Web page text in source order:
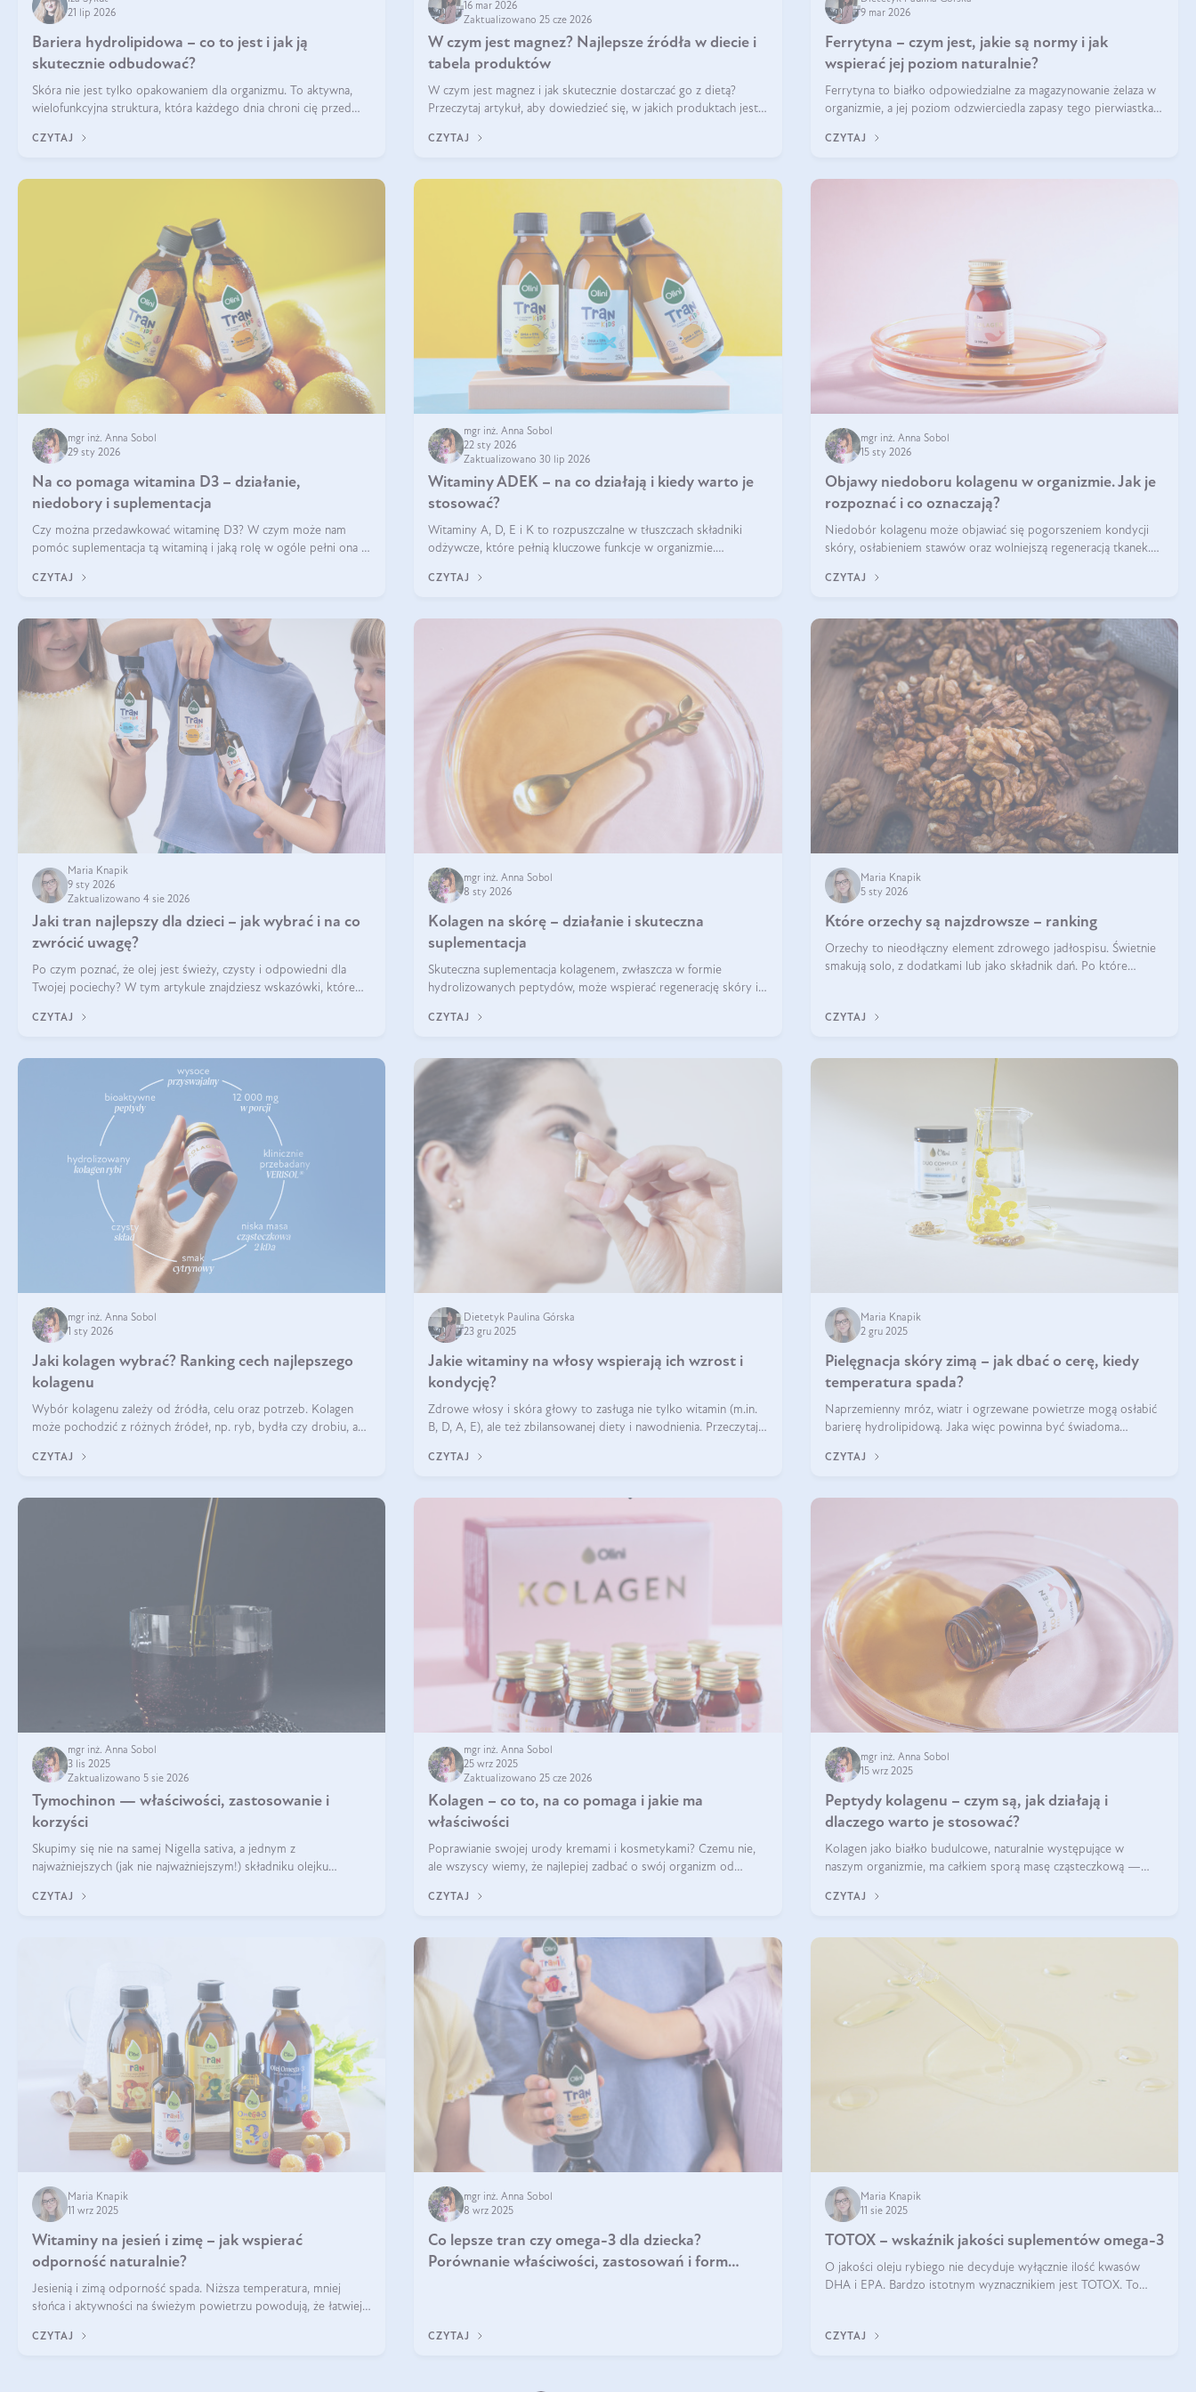
21 lip 2026
Bariera hydrolipidowa – co to jest i jak ją
skutecznie odbudować?
Skóra nie jest tylko opakowaniem dla organizmu. To aktywna,
wielofunkcyjna struktura, która każdego dnia chroni cię przed
środowiskowymi. Jednym z jej kluczowych elementów jest
CZYTAJ
16 mar 2026
Zaktualizowano 25 cze 2026
W czym jest magnez? Najlepsze źródła w diecie i
tabela produktów
W czym jest magnez i jak skutecznie dostarczać go z dietą?
Przeczytaj artykuł, aby dowiedzieć się, w jakich produktach jest
CZYTAJ
9 mar 2026
Ferrytyna – czym jest, jakie są normy i jak
wspierać jej poziom naturalnie?
Ferrytyna to białko odpowiedzialne za magazynowanie żelaza w
organizmie, a jej poziom odzwierciedla zapasy tego pierwiastka.
ferrytyny daje objawy, które mogą utrudniać codzienne
CZYTAJ
mgr inż. Anna Sobol
29 sty 2026
Na co pomaga witamina D3 – działanie,
niedobory i suplementacja
Czy można przedawkować witaminę D3? W czym może nam
pomóc suplementacja tą witaminą i jaką rolę w ogóle pełni ona w
zalecane jest jesienią i zimą, ale czy wiesz, dlaczego warto to
CZYTAJ
mgr inż. Anna Sobol
22 sty 2026
Zaktualizowano 30 lip 2026
Witaminy ADEK – na co działają i kiedy warto je
stosować?
Witaminy A, D, E i K to rozpuszczalne w tłuszczach składniki
odżywcze, które pełnią kluczowe funkcje w organizmie.
krzepliwość krwi oraz mineralizację kości.
CZYTAJ
mgr inż. Anna Sobol
15 sty 2026
Objawy niedoboru kolagenu w organizmie. Jak je
rozpoznać i co oznaczają?
Niedobór kolagenu może objawiać się pogorszeniem kondycji
skóry, osłabieniem stawów oraz wolniejszą regeneracją tkanek.
skóry, bóle stawów, łamliwość paznokci oraz osłabienie włosów.
CZYTAJ
Maria Knapik
9 sty 2026
Zaktualizowano 4 sie 2026
Jaki tran najlepszy dla dzieci – jak wybrać i na co
zwrócić uwagę?
Po czym poznać, że olej jest świeży, czysty i odpowiedni dla
Twojej pociechy? W tym artykule znajdziesz wskazówki, które
CZYTAJ
mgr inż. Anna Sobol
8 sty 2026
Kolagen na skórę – działanie i skuteczna
suplementacja
Skuteczna suplementacja kolagenem, zwłaszcza w formie
hydrolizowanych peptydów, może wspierać regenerację skóry i
regularnością stosowania.
CZYTAJ
Maria Knapik
5 sty 2026
Które orzechy są najzdrowsze – ranking
Orzechy to nieodłączny element zdrowego jadłospisu. Świetnie
smakują solo, z dodatkami lub jako składnik dań. Po które
CZYTAJ
mgr inż. Anna Sobol
1 sty 2026
Jaki kolagen wybrać? Ranking cech najlepszego
kolagenu
Wybór kolagenu zależy od źródła, celu oraz potrzeb. Kolagen
może pochodzić z różnych źródeł, np. ryb, bydła czy drobiu, a
sprawdza się kolagen rybi, a dla wspierania stawów — kolagen
CZYTAJ
Dietetyk Paulina Górska
23 gru 2025
Jakie witaminy na włosy wspierają ich wzrost i
kondycję?
Zdrowe włosy i skóra głowy to zasługa nie tylko witamin (m.in.
B, D, A, E), ale też zbilansowanej diety i nawodnienia. Przeczytaj
wypadanie włosów.
CZYTAJ
Maria Knapik
2 gru 2025
Pielęgnacja skóry zimą – jak dbać o cerę, kiedy
temperatura spada?
Naprzemienny mróz, wiatr i ogrzewane powietrze mogą osłabić
barierę hydrolipidową. Jaka więc powinna być świadoma
CZYTAJ
mgr inż. Anna Sobol
3 lis 2025
Zaktualizowano 5 sie 2026
Tymochinon — właściwości, zastosowanie i
korzyści
Skupimy się nie na samej Nigella sativa, a jednym z
najważniejszych (jak nie najważniejszym!) składniku olejku
CZYTAJ
mgr inż. Anna Sobol
25 wrz 2025
Zaktualizowano 25 cze 2026
Kolagen – co to, na co pomaga i jakie ma
właściwości
Poprawianie swojej urody kremami i kosmetykami? Czemu nie,
ale wszyscy wiemy, że najlepiej zadbać o swój organizm od
zewnętrzny prezentował się zdrowo i atrakcyjnie. Stosowanie
CZYTAJ
mgr inż. Anna Sobol
15 wrz 2025
Peptydy kolagenu – czym są, jak działają i
dlaczego warto je stosować?
Kolagen jako białko budulcowe, naturalnie występujące w
naszym organizmie, ma całkiem sporą masę cząsteczkową —
formie, byłby trudno strawialny. Aby był lepiej przyswajalny i
CZYTAJ
Maria Knapik
11 wrz 2025
Witaminy na jesień i zimę – jak wspierać
odporność naturalnie?
Jesienią i zimą odporność spada. Niższa temperatura, mniej
słońca i aktywności na świeżym powietrzu powodują, że łatwiej
wspierać układ immunologiczny. Co warto suplementować
CZYTAJ
mgr inż. Anna Sobol
8 wrz 2025
Co lepsze tran czy omega-3 dla dziecka?
Porównanie właściwości, zastosowań i form
CZYTAJ
Maria Knapik
11 sie 2025
TOTOX – wskaźnik jakości suplementów omega-3
O jakości oleju rybiego nie decyduje wyłącznie ilość kwasów
DHA i EPA. Bardzo istotnym wyznacznikiem jest TOTOX. To
CZYTAJ